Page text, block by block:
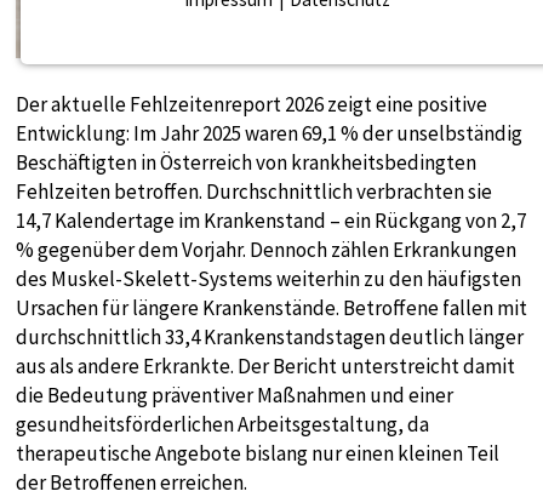
Der aktuelle Fehlzeitenreport 2026 zeigt eine positive
Entwicklung: Im Jahr 2025 waren 69,1 % der unselbständig
Beschäftigten in Österreich von krankheitsbedingten
Fehlzeiten betroffen. Durchschnittlich verbrachten sie
14,7 Kalendertage im Krankenstand – ein Rückgang von 2,7
% gegenüber dem Vorjahr. Dennoch zählen Erkrankungen
des Muskel-Skelett-Systems weiterhin zu den häufigsten
Ursachen für längere Krankenstände. Betroffene fallen mit
durchschnittlich 33,4 Krankenstandstagen deutlich länger
aus als andere Erkrankte. Der Bericht unterstreicht damit
die Bedeutung präventiver Maßnahmen und einer
gesundheitsförderlichen Arbeitsgestaltung, da
therapeutische Angebote bislang nur einen kleinen Teil
der Betroffenen erreichen.
Notwendige Cookies ermöglichen die
Betrieb der Seite.
Notwendige Cookies
Name:
cookie_consent
Zweck:
Diese Cookie speichert die benutzerspezifischen
Cookie-Einstellungen
Cookie Laufzeit:
1 year